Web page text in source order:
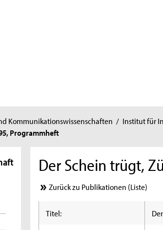
Kommunikationswissenschaften / Institut für
Programmheft
Der Schein trügt,
Zurück zu Publikationen (Liste)
Titel: